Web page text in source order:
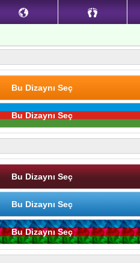
Bu Dizaynı Seç
Bu Dizaynı Seç
Bu Dizaynı Seç
Bu Dizaynı Seç
Bu Dizaynı Seç